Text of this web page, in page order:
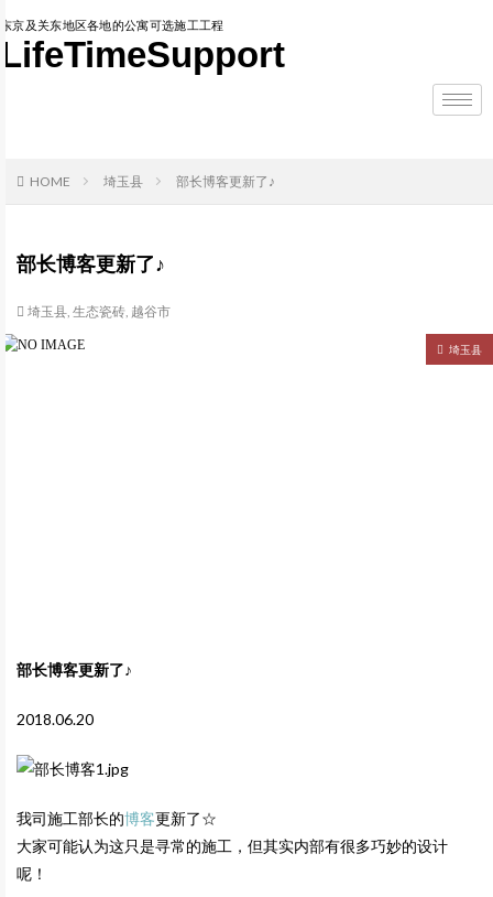
东京及关东地区各地的公寓可选施工工程
LifeTimeSupport
HOME 埼玉县 部长博客更新了♪
部长博客更新了♪
埼玉县, 生态瓷砖, 越谷市
埼玉县
部长博客更新了♪
2018.06.20
我司施工部长的博客更新了☆
大家可能认为这只是寻常的施工，但其实内部有很多巧妙的设计
呢！